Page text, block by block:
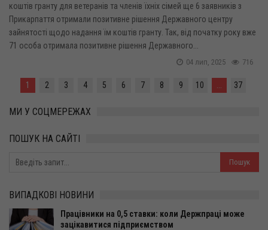
коштів гранту для ветеранів та членів їхніх сімей ще 6 заявників з
Прикарпаття отримали позитивне рішення Державного центру
зайнятості щодо надання їм коштів гранту. Так, від початку року вже
71 особа отримала позитивне рішення Державного...
716
04 лип, 2025
1 2 3 4 5 6 7 8 9 10 37
МИ У СОЦМЕРЕЖАХ
ПОШУК НА САЙТІ
ВИПАДКОВІ НОВИНИ
Працівники на 0,5 ставки: коли Держпраці може
зацікавитися підприємством